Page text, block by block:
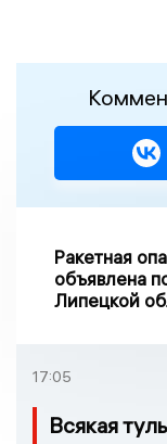
Ракетная
объявлена
Липецкой
17:05
Всякая